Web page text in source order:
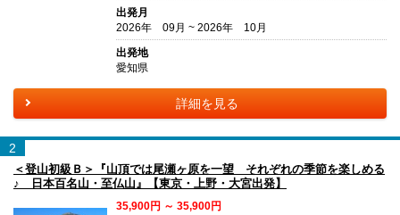
出発月
2026年 09月 ~ 2026年 10月
出発地
愛知県
詳細を見る
2
＜登山初級Ｂ＞『山頂では尾瀬ヶ原を一望 それぞれの季節を楽しめる
♪ 日本百名山・至仏山』【東京・上野・大宮出発】
35,900円 ～ 35,900円